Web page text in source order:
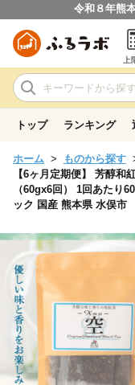
令和８年熊
上
トップ ランキング
ホーム ものから探す
【6ヶ月定期便】 芳醇
（60gx6回） 1回あたり
ック 国産 熊本県 水俣市